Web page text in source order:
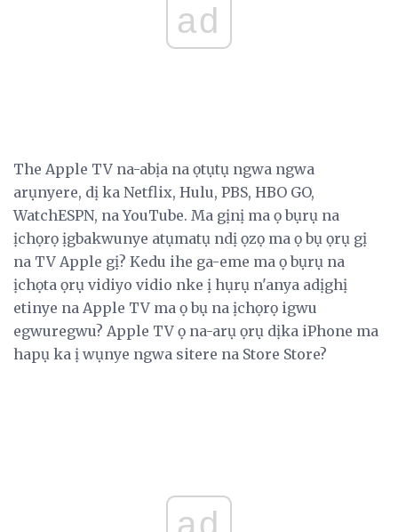
ad
The Apple TV na-abịa na ọtụtụ ngwa ngwa
arụnyere, dị ka Netflix, Hulu, PBS, HBO GO,
WatchESPN, na YouTube. Ma gịnị ma ọ bụrụ na
ịchọrọ ịgbakwunye atụmatụ ndị ọzọ ma ọ bụ ọrụ gị
na TV Apple gị? Kedu ihe ga-eme ma ọ bụrụ na
ịchọta ọrụ vidiyo vidio nke ị hụrụ n'anya adịghị
etinye na Apple TV ma ọ bụ na ịchọrọ igwu
egwuregwu? Apple TV ọ na-arụ ọrụ dịka iPhone ma
hapụ ka ị wụnye ngwa sitere na Store Store?